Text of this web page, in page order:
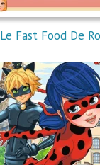
Le Fast Food De